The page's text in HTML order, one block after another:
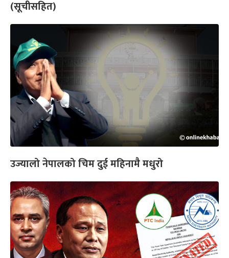
(सूचीसहित)
उज्यालो नेपालको चिम दुई महिनामै मधुरो